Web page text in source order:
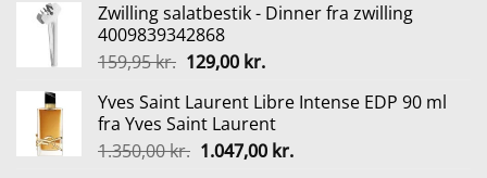
pris
var:
62,00 kr..
pris
46,50 kr..
Zwilling salatbestik - Dinner fra zwilling
4009839342868
159,95kr. Den
pris
var:
159,95 kr..
129,00 kr.Den
pris
er:
129,00 kr..
Yves Saint Laurent Libre Intense EDP 90 ml
fra Yves Saint Laurent
1.350,00kr. Den
1.047,00 kr.Den